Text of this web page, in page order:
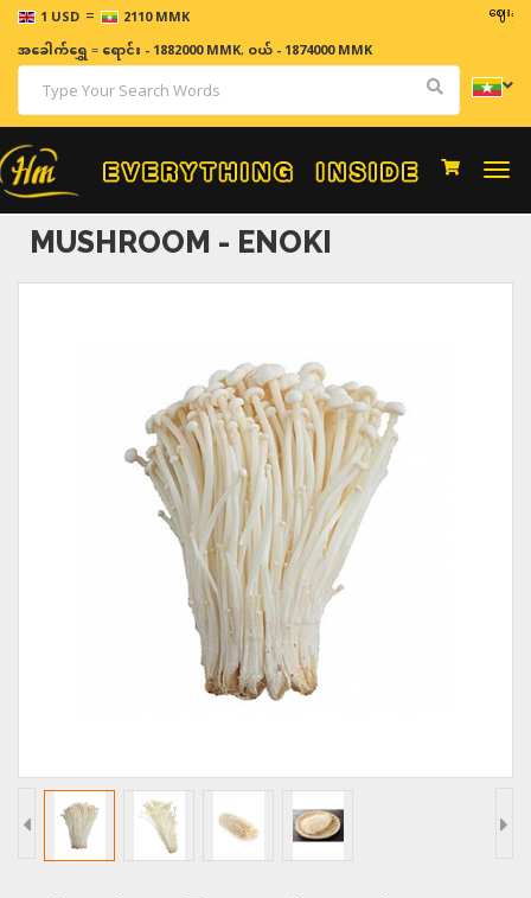
1 USD = 2110 MMK ဈေးနှုန်း
အခေါက်ရွှေ=ရောင်း - 1882000 MMK, ဝယ် - 1874000 MMK
MUSHROOM - ENOKI